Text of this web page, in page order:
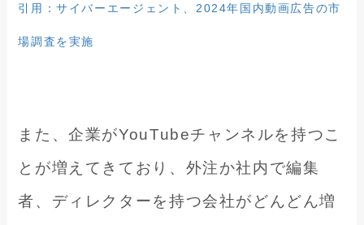
引用：サイバーエージェント、2024年国内動画広告の市
場調査を実施
また、企業がYouTubeチャンネルを持つこ
とが増えてきており、外注か社内で編集
者、ディレクターを持つ会社がどんどん増